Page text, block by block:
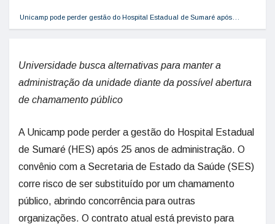
Unicamp pode perder gestão do Hospital Estadual de Sumaré após…
Universidade busca alternativas para manter a
administração da unidade diante da possível abertura
de chamamento público
A Unicamp pode perder a gestão do Hospital Estadual
de Sumaré (HES) após 25 anos de administração. O
convênio com a Secretaria de Estado da Saúde (SES)
corre risco de ser substituído por um chamamento
público, abrindo concorrência para outras
organizações. O contrato atual está previsto para